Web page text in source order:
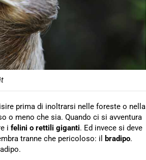
prima di inoltrarsi nelle foreste o nella
o meno che sia. Quando ci si avventura
i felini o rettili giganti. Ed invece si deve
tranne che pericoloso: il
bradipo.